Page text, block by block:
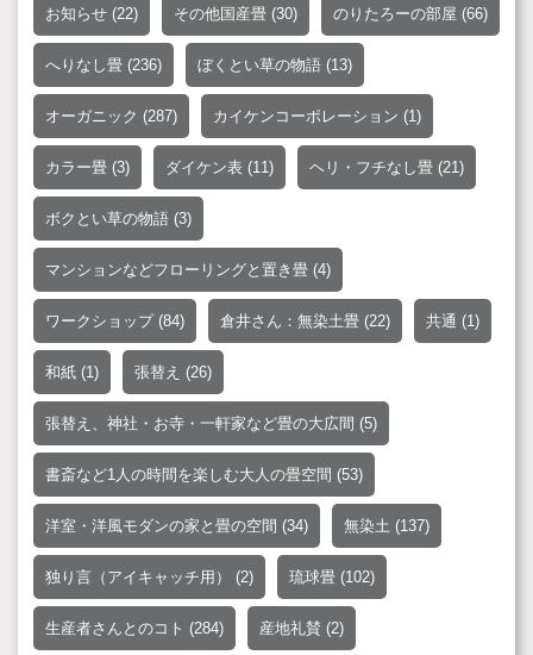
お知らせ (22) その他国産畳 (30) のりたろーの部屋 (66)
へりなし畳 (236) ぼくとい草の物語 (13)
オーガニック (287) カイケンコーポレーション (1)
カラー畳 (3) ダイケン表 (11) ヘリ・フチなし畳 (21)
ボクとい草の物語 (3)
マンションなどフローリングと置き畳 (4)
ワークショップ(84) 倉井さん：無染土畳 (22) 共通 (1)
和紙 (1) 張替え (26)
張替え、神社・お寺・一軒家など畳の大広間 (5)
書斎など1人の時間を楽しむ大人の畳空間 (53)
洋室・洋風モダンの家と畳の空間 (34) 無染土 (137)
独り言（アイキャッチ用） (2) 琉球畳 (102)
生産者さんとのコト (284) 産地礼賛 (2)